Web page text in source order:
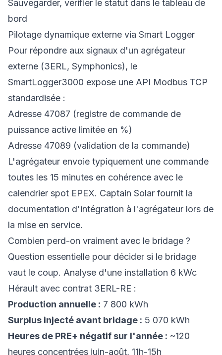
Sauvegarder, vérifier le statut dans le tableau de
bord
Pilotage dynamique externe via Smart Logger
Pour répondre aux signaux d'un agrégateur
externe (3ERL, Symphonics), le
SmartLogger3000 expose une API Modbus TCP
standardisée :
Adresse 47087 (registre de commande de
puissance active limitée en %)
Adresse 47089 (validation de la commande)
L'agrégateur envoie typiquement une commande
toutes les 15 minutes en cohérence avec le
calendrier spot EPEX. Captain Solar fournit la
documentation d'intégration à l'agrégateur lors de
la mise en service.
Combien perd-on vraiment avec le bridage ?
Question essentielle pour décider si le bridage
vaut le coup. Analyse d'une installation 6 kWc
Hérault avec contrat 3ERL-RE :
Production annuelle : 7 800 kWh
Surplus injecté avant bridage : 5 070 kWh
Heures de PRE+ négatif sur l'année : ~120
heures concentrées juin-août, 11h-15h